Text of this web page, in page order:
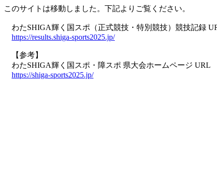
このサイトは移動しました。下記よりご覧ください。
わたSHIGA輝く国スポ（正式競技・特別競技）競技記録
https://results.shiga-sports2025.jp/
【参考】
わたSHIGA輝く国スポ・障スポ 県大会ホームページ URL
https://shiga-sports2025.jp/